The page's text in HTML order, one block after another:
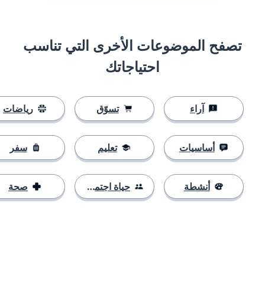
تصفح الموضوعات الأخرى التي تناسب
احتياجاتك
آراء
أساسيات
أنشطة
تسوّق
تعليم
حياة اجتماعية
رياضات
سفر
صحة